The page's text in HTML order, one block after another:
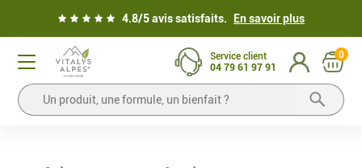
4.8/5 avis satisfaits. En savoir plus
Service client
04 79 61 97 91
0